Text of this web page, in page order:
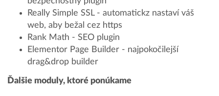
Really Simple SSL - automatickz nastaví váš
web, aby bežal cez https
Rank Math - SEO plugin
Elementor Page Builder - najpokočilejší
drag&drop builder
Ďalšie moduly, ktoré ponúkame